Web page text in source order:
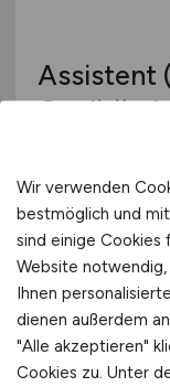
Assistent
ScaleXperts
heute
Remote
Wir verwenden
bestmöglich und
sind einige Cookies
Website
Ihnen
dienen außerdem
"Alle akzeptieren"
Cookies zu. Unter